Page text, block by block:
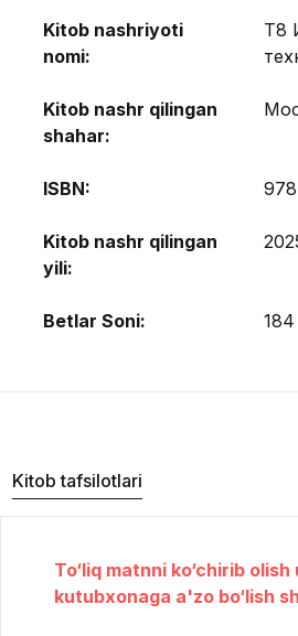
Kitob nashriyoti
nomi:
Т8
Kitob nashr qilingan
shahar:
ISBN:
Kitob nashr qilingan
yili:
Betlar Soni: 184
Kitob tafsilotlari
To‘liq matnni ko‘chirib olish
kutubxonaga a'zo bo‘lish